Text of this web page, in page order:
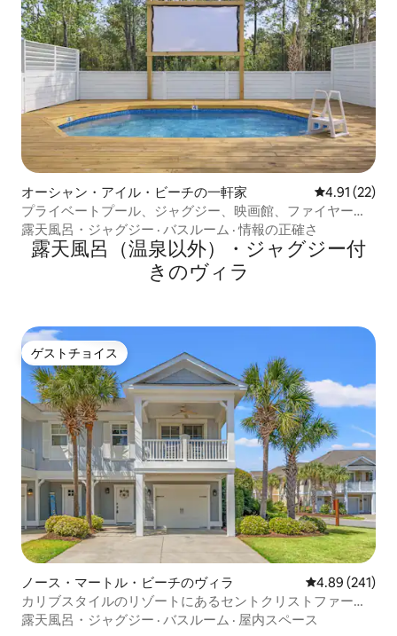
オーシャン・アイル・ビーチの一軒家 レビュー22
4.91 (22)
プライベートプール、ジャグジー、映画館、ファイヤーピ
ット！
露天風呂・ジャグジー · バスルーム ·情報の正確さ
露天風呂（温泉以外）・ジャグジー付
きのヴィラ
ゲストチョイス
ゲストチョイス
ノース・マートル・ビーチのヴィラ レビュー241
4.89 (241)
カリブスタイルのリゾートにあるセントクリストファー島
の豪華ヴィラ
露天風呂・ジャグジー · バスルーム · 屋内スペース